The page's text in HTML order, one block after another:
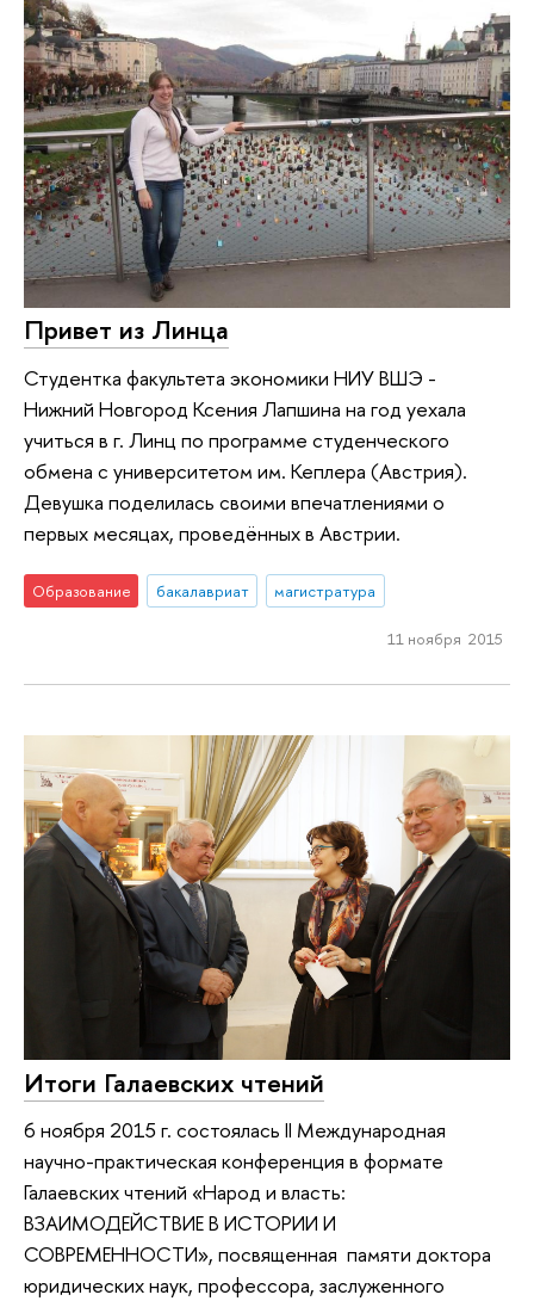
Привет из Линца
Студентка факультета экономики НИУ ВШЭ -
Нижний Новгород Ксения Лапшина на год уехала
учиться в г. Линц по программе студенческого
обмена с университетом им. Кеплера (Австрия).
Девушка поделилась своими впечатлениями о
первых месяцах, проведённых в Австрии.
Образование бакалавриат магистратура
11 ноября 2015
Итоги Галаевских чтений
6 ноября 2015 г. состоялась II Международная
научно-практическая конференция в формате
Галаевских чтений «Народ и власть:
ВЗАИМОДЕЙСТВИЕ В ИСТОРИИ И
СОВРЕМЕННОСТИ», посвященная памяти доктора
юридических наук, профессора, заслуженного